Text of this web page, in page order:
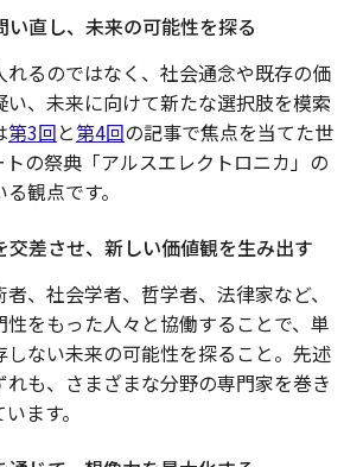
い直し、未来の可能性を探る
るのではなく、社会通念や既存の価
、未来に向けて新たな選択肢を模索
第3回と第4回の記事で焦点を当てた世
の祭典「アルスエレクトロニカ」の
観点です。
交差させ、新しい価値観を生み出す
、社会学者、哲学者、法律家など、
をもった人々と協働することで、単
しない未来の可能性を探ること。先述
れも、さまざまな分野の専門家を巻き
ます。